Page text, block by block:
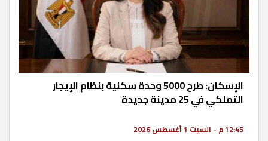
الإسكان: طرح 5000 وحدة سكنية بنظام الإيجار
التملكي في 25 مدينة جديدة
12:45 م - السبت 1 أغسطس 2026